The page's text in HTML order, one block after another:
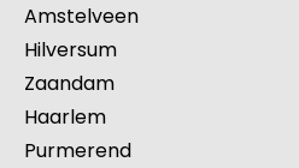
Amstelveen
Hilversum
Zaandam
Haarlem
Purmerend